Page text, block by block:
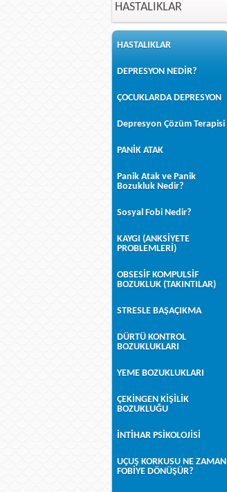
HASTALIKLAR
HASTALIKLAR
DEPRESYON NEDİR?
ÇOCUKLARDA DEPRESYON
Depresyon Çözüm Terapisi
PANİK ATAK
Panik Atak ve Panik
Bozukluk Nedir?
Sosyal Fobi Nedir?
KAYGI (ANKSİYETE
PROBLEMLERİ)
OBSESİF KOMPULSİF
BOZUKLUK (TAKINTILAR)
STRESLE BAŞAÇIKMA
DÜRTÜ KONTROL
BOZUKLUKLARI
YEME BOZUKLUKLARI
ÇEKİNGEN KİŞİLİK
BOZUKLUĞU
İNTİHAR PSİKOLOJİSİ
UÇUŞ KORKUSU NE ZAMAN
FOBİYE DÖNÜŞÜR?